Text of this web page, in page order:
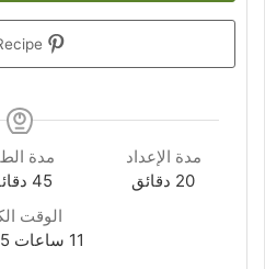
مدة الإعداد
20دقائق
دقائق
مدة
45
الوقت
11 ساعات
ساعات 5